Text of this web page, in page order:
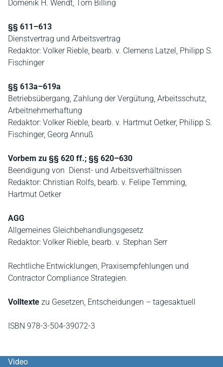
Domenik H. Wendt, Tom Billing
§§ 611–613
Dienstvertrag und Arbeitsvertrag
Redaktor: Volker Rieble, bearb. v. Clemens Latzel, Philipp S.
Fischinger
§§ 613a–619a
Betriebsübergang, Zahlung der Vergütung, Arbeitsschutz,
Arbeitnehmerhaftung
Redaktor: Volker Rieble, bearb. v. Hartmut Oetker, Philipp S.
Fischinger, Georg Annuß
Vorbem zu §§ 620 ff.; §§ 620–630
Beendigung von Dienst- und Arbeitsverhältnissen
Redaktor: Christian Rolfs, bearb. v. Felipe Temming,
Hartmut Oetker
AGG
Allgemeines Gleichbehandlungsgesetz
Redaktor: Volker Rieble, bearb. v. Stephan Serr
Rechtliche Entwicklungen, Praxisempfehlungen und
Contractor Compliance Strategien.
Volltexte zu Gesetzen, Entscheidungen – tagesaktuell
ISBN 978-3-504-39072-3
Video